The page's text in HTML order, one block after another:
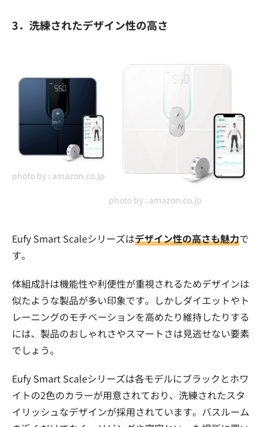
3．洗練されたデザイン性の高さ
photo by : amazon.co.jp
photo by : amazon.co.jp
Eufy Smart Scaleシリーズはデザイン性の高さも魅力で
す。
体組成計は機能性や利便性が重視されるためデザインは
似たような製品が多い印象です。しかしダイエットやト
レーニングのモチベーションを高めたり維持したりする
には、製品のおしゃれさやスマートさは見逃せない要素
でしょう。
Eufy Smart Scaleシリーズは各モデルにブラックとホワ
イトの2色のカラーが用意されており、洗練されたスタ
イリッシュなデザインが採用されています。バスルーム